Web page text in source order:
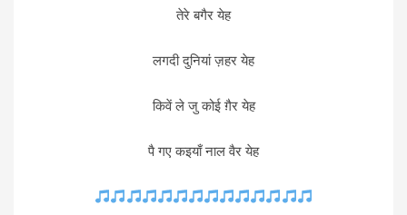
तेरे बगैर येह
लगदी दुनियां ज़हर येह
किवें ले जु कोई ग़ैर येह
पै गए कइयाँ नाल वैर येह